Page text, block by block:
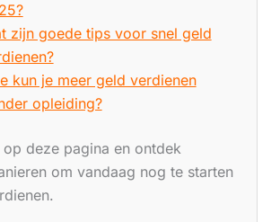
zijn goede tips voor snel geld
kun je meer geld verdienen
opleiding?
op deze pagina en ontdek
om vandaag nog te starten